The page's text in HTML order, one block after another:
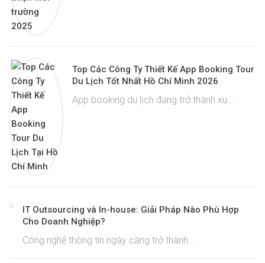
Top Các Công Ty Thiết Kế App Booking Tour
Du Lịch Tốt Nhất Hồ Chí Minh 2026
App booking du lịch đang trở thành xu...
IT Outsourcing và In-house: Giải Pháp Nào Phù Hợp
Cho Doanh Nghiệp?
Công nghệ thông tin ngày càng trở thành...